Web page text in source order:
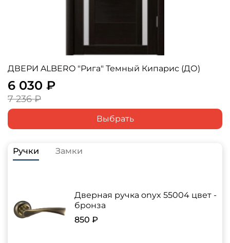
ДВЕРИ ALBERO "Рига" Темный Кипарис (ДО)
6 030 ₽
7 236 ₽
Выбрать
Ручки Замки
Дверная ручка onyx 55004 цвет -
бронза
850 ₽